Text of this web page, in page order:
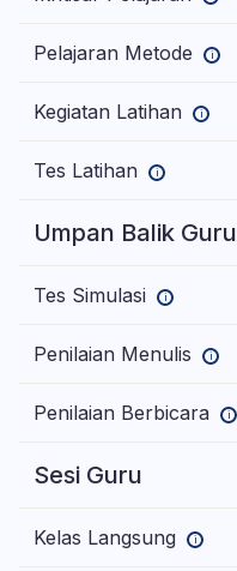
Pelajaran Metode i
Kegiatan Latihan i
Tes Latihan i
Umpan Balik Guru
Tes Simulasi i
Penilaian Menulis i
Penilaian Berbicara i
Sesi Guru
Kelas Langsung i